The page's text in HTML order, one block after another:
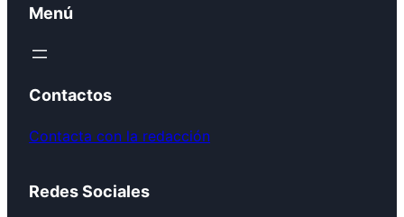
Menú
Contactos
Contacta con la redacción
Redes Sociales